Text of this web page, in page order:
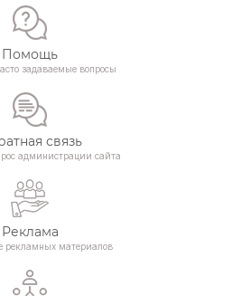
Помощь
задаваемые вопросы
связь
администрации сайта
Реклама
рекламных материалов